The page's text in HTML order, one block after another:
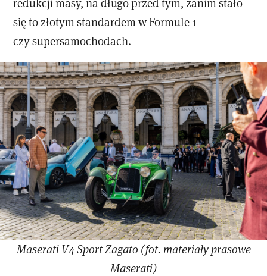
się to złotym standardem w Formule 1
czy supersamochodach.
Maserati V4 Sport Zagato (fot. materiały prasowe
Maserati)